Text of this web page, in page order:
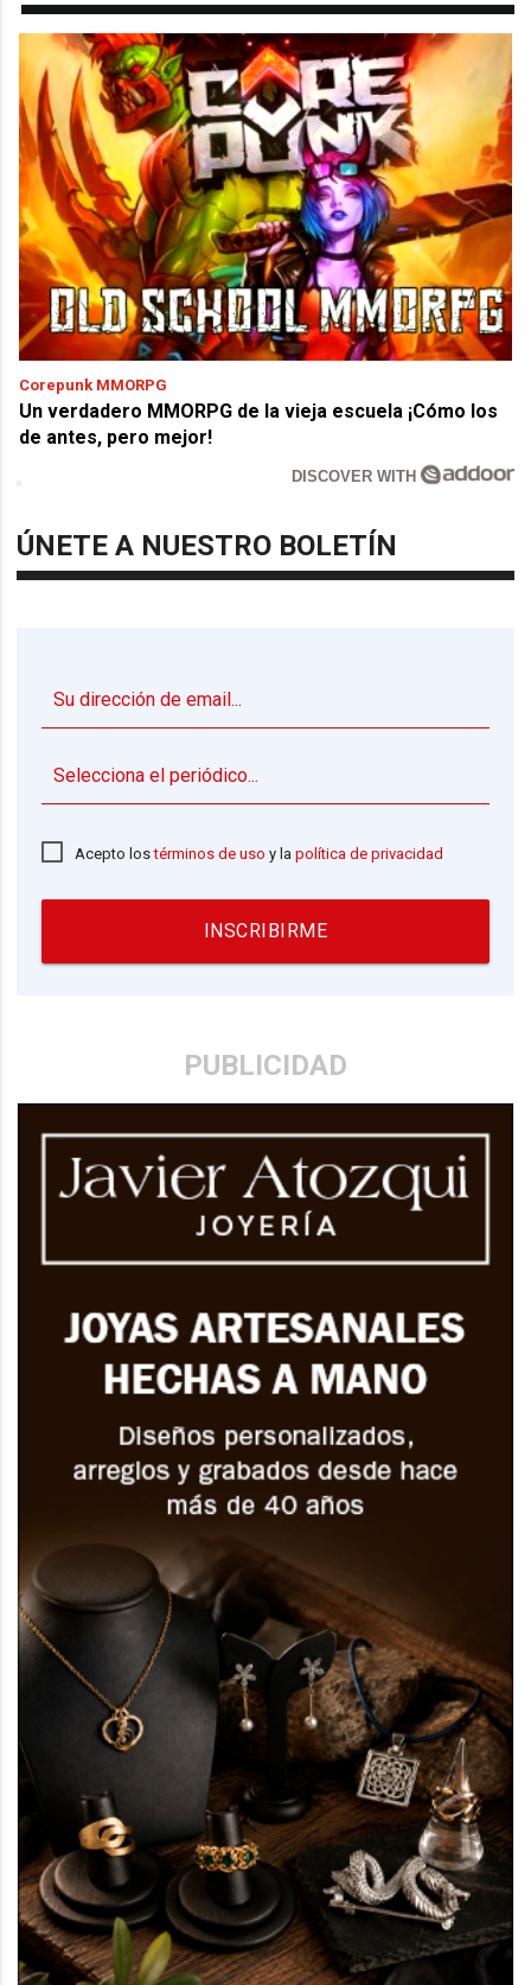
Corepunk MMORPG
Un verdadero MMORPG de la vieja escuela ¡Cómo los
de antes, pero mejor!
DISCOVER WITH
ÚNETE A NUESTRO BOLETÍN
Acepto lostérminos de uso y lapolítica de privacidad
INSCRIBIRME
PUBLICIDAD